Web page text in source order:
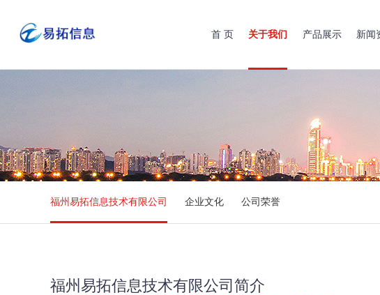
首 页 关于我们 产品展示 新闻
福州易拓信息技术有限公司 企业文化 公司荣誉
福州易拓信息技术有限公司简介